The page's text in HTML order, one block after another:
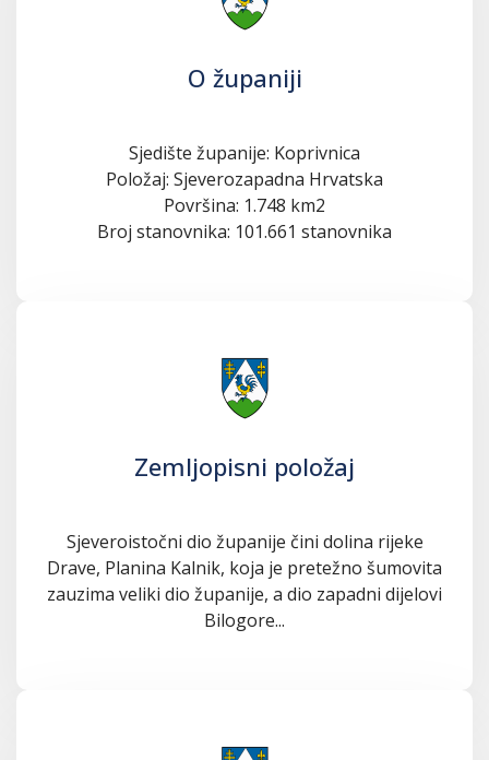
O županiji
Sjedište županije: Koprivnica
Položaj: Sjeverozapadna Hrvatska
Površina: 1.748 km2
Broj stanovnika: 101.661 stanovnika
Zemljopisni položaj
Sjeveroistočni dio županije čini dolina rijeke
Drave, Planina Kalnik, koja je pretežno šumovita
zauzima veliki dio županije, a dio zapadni dijelovi
Bilogore...